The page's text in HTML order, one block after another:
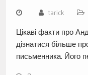
tarick
Цікаві факти про
дізнатися більше
письменника. Його